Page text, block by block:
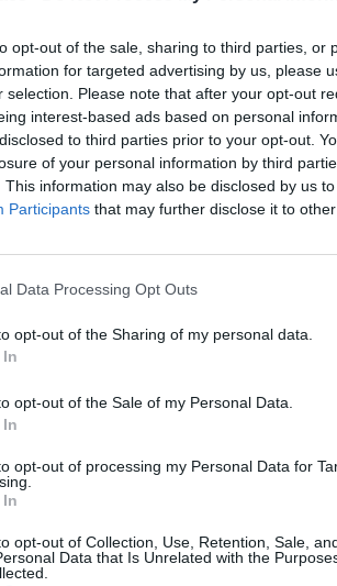
opt-out of the sale, sharing to third parties, or
for targeted advertising by us, please
selection. Please note that after your opt-out
interest-based ads based on personal
to third parties prior to your opt-out.
of your personal information by third
This information may also be disclosed by us
Participants that may further disclose it to
Data Processing Opt Outs
opt-out of the Sharing of my personal data.
opt-out of the Sale of my Personal Data.
opt-out of processing my Personal Data for
opt-out of Collection, Use, Retention, Sale,
Data that Is Unrelated with the
Fotis Dimitrakopoulos
Από παιδί με μάγευε η επιστήμη και η
αποφάσισα να σπουδάσω ακριβώς αυτό. Τώρα
μου με βοηθούν να μεταδώσω την
κόσμο. Έχοντας εργαστεί σε αρκετά μέσα,
φαίνεται πως βρήκα το σπίτι μου στο
Tags:6G
No comments
Αφήστε μια απάντηση
Η ηλ. διεύθυνση σας δεν δημοσιεύεται.
σημειώνονται με